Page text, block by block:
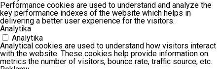
Performance cookies are used to understand and analyze the
key performance indexes of the website which helps in
delivering a better user experience for the visitors.
Analytika
Analytika
Analytical cookies are used to understand how visitors interact
with the website. These cookies help provide information on
metrics the number of visitors, bounce rate, traffic source, etc.